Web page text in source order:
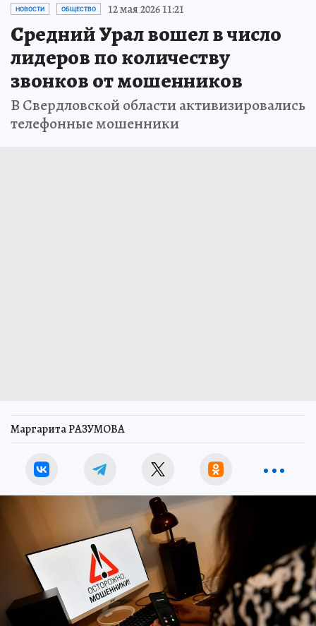
НОВОСТИ ОБЩЕСТВО 12 мая 2026 11:21
Средний Урал вошел в число
лидеров по количеству
звонков от мошенников
В Свердловской области активизировались
телефонные мошенники
Маргарита РАЗУМОВА